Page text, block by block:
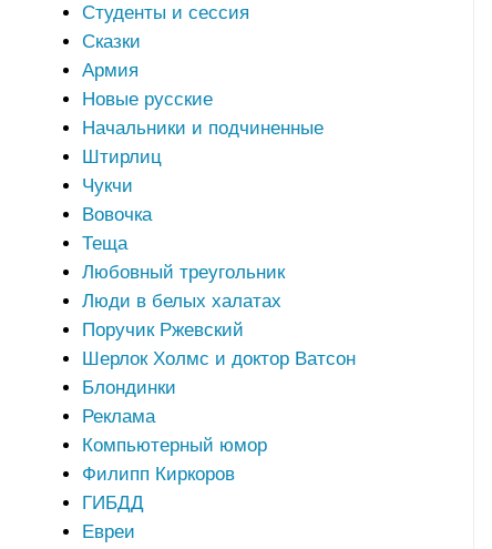
Студенты и сессия
Сказки
Армия
Новые русские
Начальники и подчиненные
Штирлиц
Чукчи
Вовочка
Теща
Любовный треугольник
Люди в белых халатах
Поручик Ржевский
Шерлок Холмс и доктор Ватсон
Блондинки
Реклама
Компьютерный юмор
Филипп Киркоров
ГИБДД
Евреи